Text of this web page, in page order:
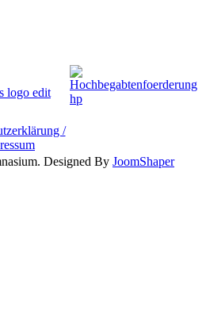
/
Designed By JoomShaper